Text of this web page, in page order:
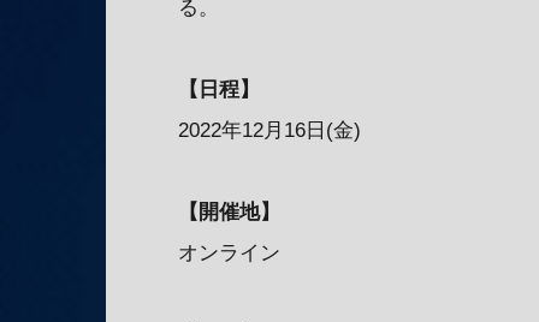
る。
【日程】
2022年12月16日(金)
【開催地】
オンライン